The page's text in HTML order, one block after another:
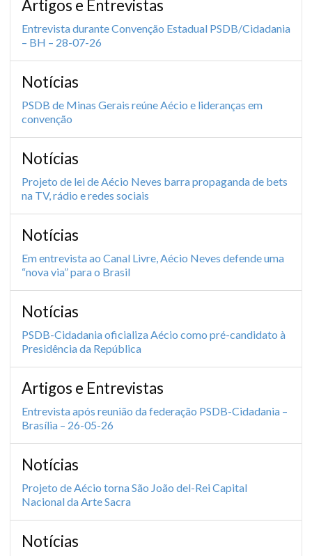
Artigos e Entrevistas
Entrevista durante Convenção Estadual PSDB/Cidadania
– BH – 28-07-26
Notícias
PSDB de Minas Gerais reúne Aécio e lideranças em
convenção
Notícias
Projeto de lei de Aécio Neves barra propaganda de bets
na TV, rádio e redes sociais
Notícias
Em entrevista ao Canal Livre, Aécio Neves defende uma
“nova via” para o Brasil
Notícias
PSDB-Cidadania oficializa Aécio como pré-candidato à
Presidência da República
Artigos e Entrevistas
Entrevista após reunião da federação PSDB-Cidadania –
Brasília – 26-05-26
Notícias
Projeto de Aécio torna São João del-Rei Capital
Nacional da Arte Sacra
Notícias